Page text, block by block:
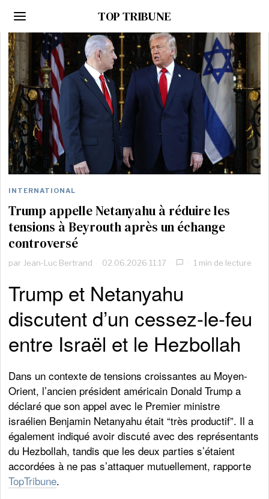
TOP TRIBUNE
INTERNATIONAL
Trump appelle Netanyahu à réduire les
tensions à Beyrouth après un échange
controversé
par Jean-Luc Bertrand 02.06.2026 11:17 1 min de lecture
Trump et Netanyahu
discutent d’un cessez-le-feu
entre Israël et le Hezbollah
Dans un contexte de tensions croissantes au Moyen-
Orient, l’ancien président américain Donald Trump a
déclaré que son appel avec le Premier ministre
israélien Benjamin Netanyahu était “très productif”. Il a
également indiqué avoir discuté avec des représentants
du Hezbollah, tandis que les deux parties s’étaient
accordées à ne pas s’attaquer mutuellement, rapporte
TopTribune.